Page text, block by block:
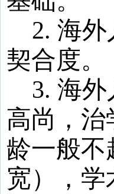
2. 海外
契合度。
3. 海外
高尚，治
龄一般不
宽），